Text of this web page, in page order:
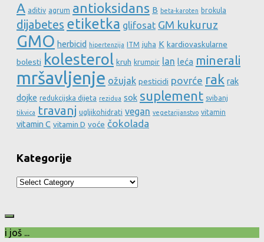
A aditiv agrum antioksidans B beta-karoten brokula
dijabetes etiketka glifosat GM kukuruz
GMO herbicid hipertenzija ITM juha K kardiovaskularne
bolesti kolesterol kruh krumpir lan leća minerali
mršavljenje ožujak pesticidi povrće rak rak
dojke redukcijska dijeta rezidua sok suplement svibanj
tikvica travanj ugljikohidrati vegan vegetarijanstvo vitamin
vitamin C vitamin D voće čokolada
Kategorije
Kategorije
i još ...